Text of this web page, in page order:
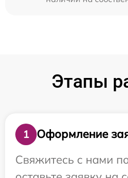
Этапы
1
Оформление
Свяжитесь с нами